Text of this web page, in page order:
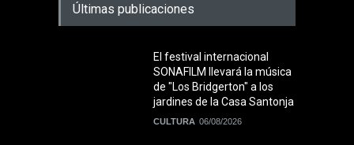
Últimas publicaciones
El festival internacional
SONAFILM llevará la música
de "Los Bridgerton" a los
jardines de la Casa Santonja
CULTURA 06/08/2026